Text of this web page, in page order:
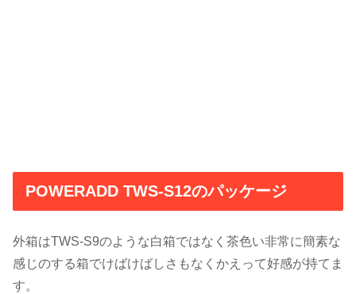
POWERADD TWS-S12のパッケージ
外箱はTWS-S9のような白箱ではなく茶色い非常に簡素な
感じのする箱でけばけばしさもなくかえって好感が持てま
す。